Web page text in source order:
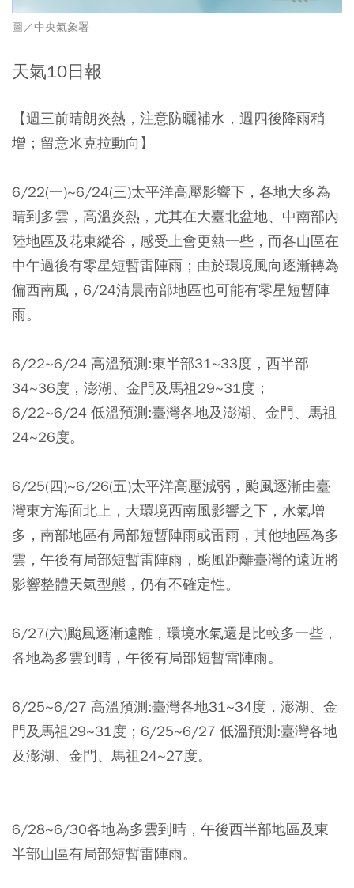
圖／中央氣象署
天氣10日報
【週三前晴朗炎熱，注意防曬補水，週四後降雨稍
增；留意米克拉動向】
6/22(一)~6/24(三)太平洋高壓影響下，各地大多為
晴到多雲，高溫炎熱，尤其在大臺北盆地、中南部內
陸地區及花東縱谷，感受上會更熱一些，而各山區在
中午過後有零星短暫雷陣雨；由於環境風向逐漸轉為
偏西南風，6/24清晨南部地區也可能有零星短暫陣
雨。
6/22~6/24 高溫預測:東半部31~33度，西半部
34~36度，澎湖、金門及馬祖29~31度；
6/22~6/24 低溫預測:臺灣各地及澎湖、金門、馬祖
24~26度。
6/25(四)~6/26(五)太平洋高壓減弱，颱風逐漸由臺
灣東方海面北上，大環境西南風影響之下，水氣增
多，南部地區有局部短暫陣雨或雷雨，其他地區為多
雲，午後有局部短暫雷陣雨，颱風距離臺灣的遠近將
影響整體天氣型態，仍有不確定性。
6/27(六)颱風逐漸遠離，環境水氣還是比較多一些，
各地為多雲到晴，午後有局部短暫雷陣雨。
6/25~6/27 高溫預測:臺灣各地31~34度，澎湖、金
門及馬祖29~31度；6/25~6/27 低溫預測:臺灣各地
及澎湖、金門、馬祖24~27度。
6/28~6/30各地為多雲到晴，午後西半部地區及東
半部山區有局部短暫雷陣雨。